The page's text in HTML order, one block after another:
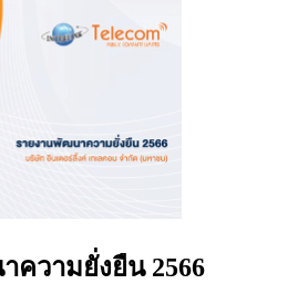
ความยั่งยืน 2566